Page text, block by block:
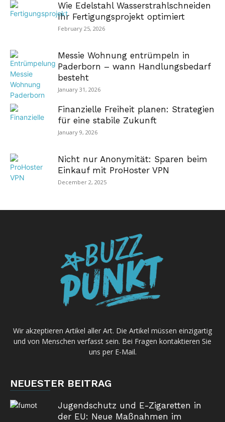
Wie Edelstahl Wasserstrahlschneiden
Ihr Fertigungsprojekt optimiert
February 25, 2026
Messie Wohnung entrümpeln in
Paderborn – wann Handlungsbedarf
besteht
January 31, 2026
Finanzielle Freiheit planen: Strategien
für eine stabile Zukunft
January 9, 2026
Nicht nur Anonymität: Sparen beim
Einkauf mit ProHoster VPN
December 2, 2025
Wir akzeptieren Artikel aller Art. Die Artikel müssen einzigartig
und von Menschen verfasst sein. Bei Fragen kontaktieren Sie
uns per E-Mail.
NEUESTER BEITRAG
Jugendschutz und E-Zigaretten in
der EU: Neue Maßnahmen im